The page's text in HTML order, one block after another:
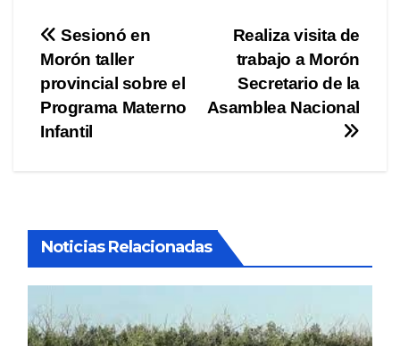
Navegación
de
entradas
Realiza visita de
trabajo a Morón
Secretario de la
Asamblea Nacional
Sesionó en
Morón taller
provincial sobre el
Programa Materno
Infantil
Noticias Relacionadas